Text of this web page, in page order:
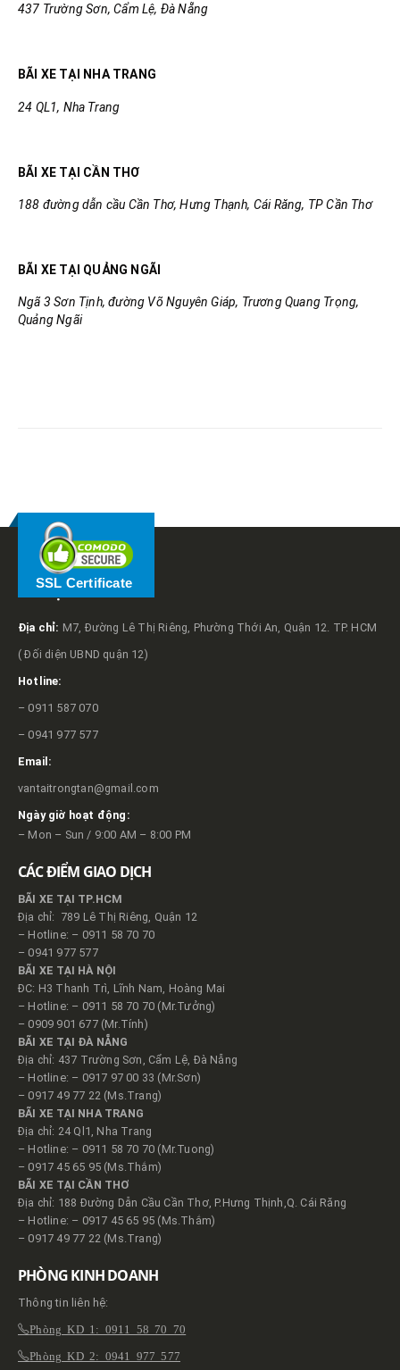
437 Trường Sơn, Cẩm Lệ, Đà Nẵng
BÃI XE TẠI NHA TRANG
24 QL1, Nha Trang
BÃI XE TẠI CẦN THƠ
188 đường dẫn cầu Cần Thơ, Hưng Thạnh, Cái Răng, TP Cần Thơ
BÃI XE TẠI QUẢNG NGÃI
Ngã 3 Sơn Tịnh, đường Võ Nguyên Giáp, Trương Quang Trọng,
Quảng Ngãi
SSL Certificate
VỀ TRỌNG TẤN
Địa chỉ: M7, Đường Lê Thị Riêng, Phường Thới An, Quận 12. TP. HCM
( Đối diện UBND quận 12)
Hotline:
– 0911 587 070
– 0941 977 577
Email:
vantaitrongtan@gmail.com
Ngày giờ hoạt động:
– Mon – Sun / 9:00 AM – 8:00 PM
CÁC ĐIỂM GIAO DỊCH
BÃI XE TẠI TP.HCM
Địa chỉ: 789 Lê Thị Riêng, Quận 12
– Hotline: – 0911 58 70 70
– 0941 977 577
BÃI XE TẠI HÀ NỘI
ĐC: H3 Thanh Trì, Lĩnh Nam, Hoàng Mai
– Hotline: – 0911 58 70 70 (Mr.Tưởng)
– 0909 901 677 (Mr.Tính)
BÃI XE TẠI ĐÀ NẴNG
Địa chỉ: 437 Trường Sơn, Cẩm Lệ, Đà Nẵng
– Hotline: – 0917 97 00 33 (Mr.Sơn)
– 0917 49 77 22 (Ms.Trang)
BÃI XE TẠI NHA TRANG
Địa chỉ: 24 Ql1, Nha Trang
– Hotline: – 0911 58 70 70 (Mr.Tuong)
– 0917 45 65 95 (Ms.Thắm)
BÃI XE TẠI CẦN THƠ
Địa chỉ: 188 Đường Dẫn Cầu Cần Thơ, P.Hưng Thịnh,Q. Cái Răng
– Hotline: – 0917 45 65 95 (Ms.Thắm)
– 0917 49 77 22 (Ms.Trang)
PHÒNG KINH DOANH
Thông tin liên hệ:
Phòng KD 1: 0911 58 70 70
Phòng KD 2: 0941 977 577